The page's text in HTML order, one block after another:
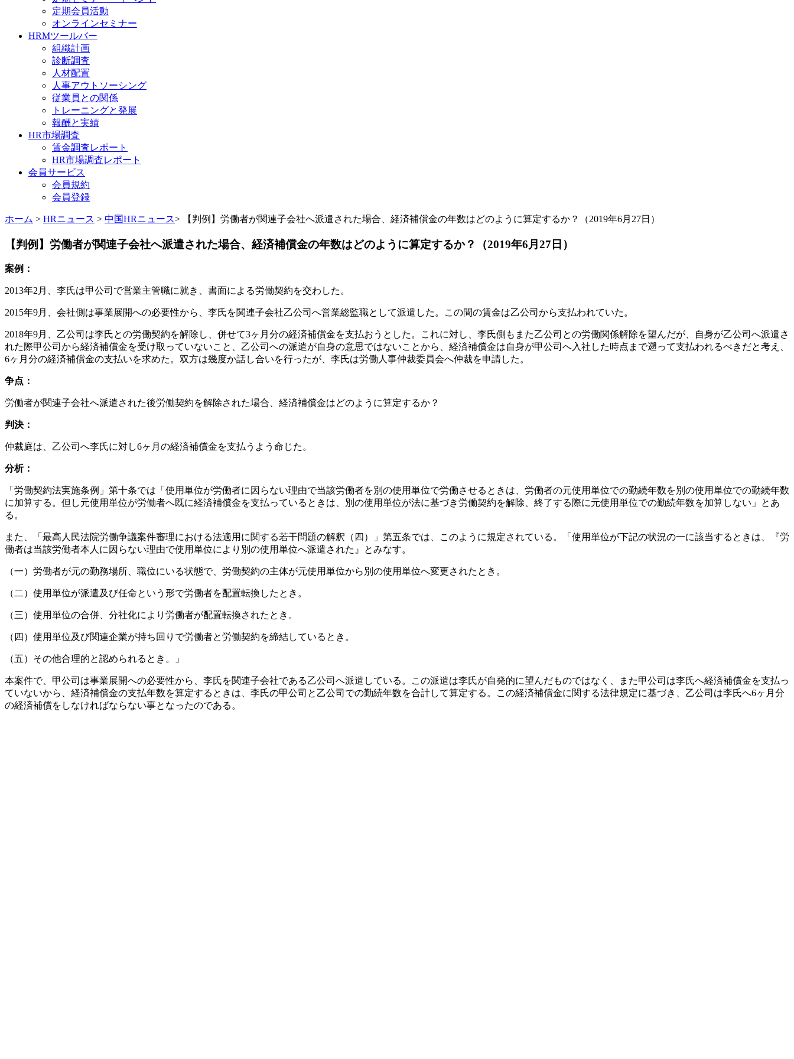
定期会員活動
オンラインセミナー
HRMツールバー
組織計画
診断調査
人材配置
人事アウトソーシング
従業員との関係
トレーニングと発展
報酬と実績
HR市場調査
賃金調査レポート
HR市場調査レポート
会員サービス
会員規約
会員登録
ホーム > HRニュース > 中国HRニュース> 【判例】労働者が関連子会社へ派遣された場合、経済補償金の年数はどのように算定するか？（2019年6月27日）
【判例】労働者が関連子会社へ派遣された場合、経済補償金の年数はどのように算定するか？（2019年6月27日）
案例：
2013年2月、李氏は甲公司で営業主管職に就き、書面による労働契約を交わした。
2015年9月、会社側は事業展開への必要性から、李氏を関連子会社乙公司へ営業総監職として派遣した。この間の賃金は乙公司から支払われていた。
2018年9月、乙公司は李氏との労働契約を解除し、併せて3ヶ月分の経済補償金を支払おうとした。これに対し、李氏側もまた乙公司との労働関係解除を望んだが、自身が乙公司へ派遣さ
れた際甲公司から経済補償金を受け取っていないこと、乙公司への派遣が自身の意思ではないことから、経済補償金は自身が甲公司へ入社した時点まで遡って支払われるべきだと考え、
6ヶ月分の経済補償金の支払いを求めた。双方は幾度か話し合いを行ったが、李氏は労働人事仲裁委員会へ仲裁を申請した。
争点：
労働者が関連子会社へ派遣された後労働契約を解除された場合、経済補償金はどのように算定するか？
判決：
仲裁庭は、乙公司へ李氏に対し6ヶ月の経済補償金を支払うよう命じた。
分析：
「労働契約法実施条例」第十条では「使用単位が労働者に因らない理由で当該労働者を別の使用単位で労働させるときは、労働者の元使用単位での勤続年数を別の使用単位での勤続年数
に加算する。但し元使用単位が労働者へ既に経済補償金を支払っているときは、別の使用単位が法に基づき労働契約を解除、終了する際に元使用単位での勤続年数を加算しない」とあ
る。
また、「最高人民法院労働争議案件審理における法適用に関する若干問題の解釈（四）」第五条では、このように規定されている。「使用単位が下記の状況の一に該当するときは、『労
働者は当該労働者本人に因らない理由で使用単位により別の使用単位へ派遣された』とみなす。
（一）労働者が元の勤務場所、職位にいる状態で、労働契約の主体が元使用単位から別の使用単位へ変更されたとき。
（二）使用単位が派遣及び任命という形で労働者を配置転換したとき。
（三）使用単位の合併、分社化により労働者が配置転換されたとき。
（四）使用単位及び関連企業が持ち回りで労働者と労働契約を締結しているとき。
（五）その他合理的と認められるとき。」
本案件で、甲公司は事業展開への必要性から、李氏を関連子会社である乙公司へ派遣している。この派遣は李氏が自発的に望んだものではなく、また甲公司は李氏へ経済補償金を支払っ
ていないから、経済補償金の支払年数を算定するときは、李氏の甲公司と乙公司での勤続年数を合計して算定する。この経済補償金に関する法律規定に基づき、乙公司は李氏へ6ヶ月分
の経済補償をしなければならない事となったのである。